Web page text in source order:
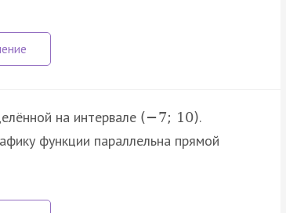
на интервале (−7; 10).
функции параллельна прямой